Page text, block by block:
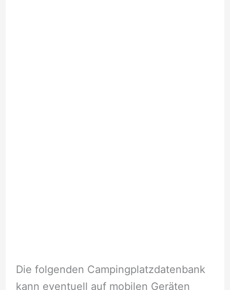
Die folgenden Campingplatzdatenbank
kann eventuell auf mobilen Geräten